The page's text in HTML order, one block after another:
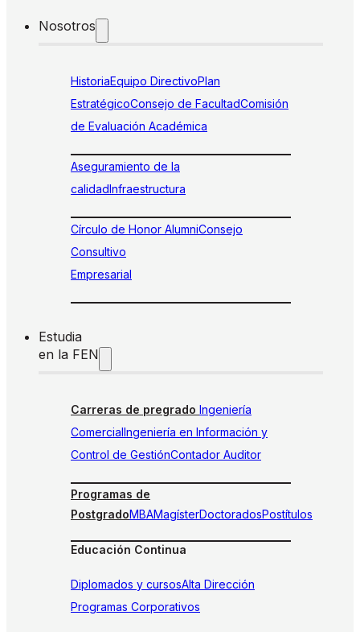
Nosotros
HistoriaEquipo DirectivoPlan
EstratégicoConsejo de FacultadComisión
de Evaluación Académica
Aseguramiento de la
calidadInfraestructura
Círculo de Honor AlumniConsejo
Consultivo
Empresarial
Estudia
en la FEN
Carreras de pregrado Ingeniería
ComercialIngeniería en Información y
Control de GestiónContador Auditor
Programas de
PostgradoMBAMagísterDoctoradosPostítulos
Educación Continua
Diplomados y cursosAlta Dirección
Programas Corporativos